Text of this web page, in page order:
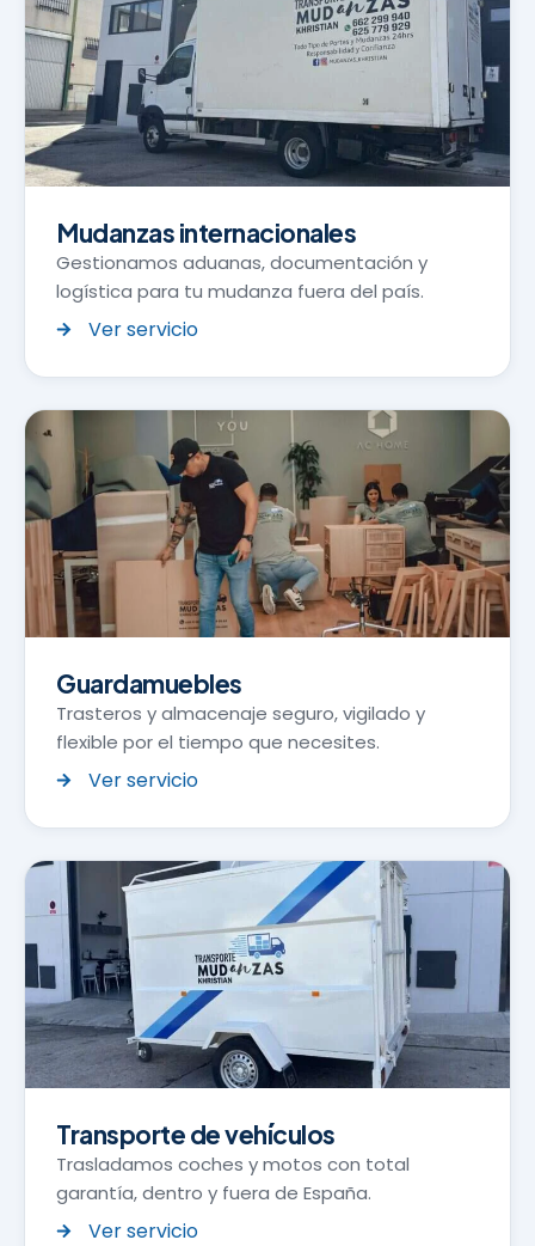
Mudanzas internacionales
Gestionamos aduanas, documentación y
logística para tu mudanza fuera del país.
Ver servicio
Guardamuebles
Trasteros y almacenaje seguro, vigilado y
flexible por el tiempo que necesites.
Ver servicio
Transporte de vehículos
Trasladamos coches y motos con total
garantía, dentro y fuera de España.
Ver servicio